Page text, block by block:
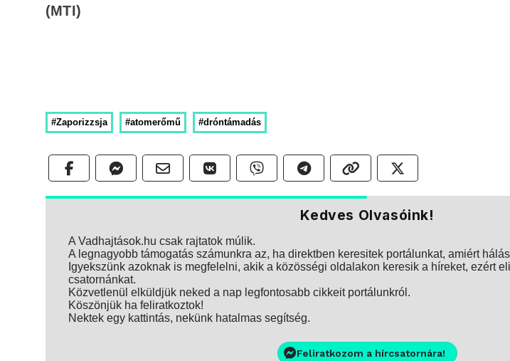
(MTI)
#Zaporizzsja #atomerőmű #dróntámadás
Kedves Olvasóink!
A Vadhajtások.hu csak rajtatok múlik.
A legnagyobb támogatás számunkra az, ha direktben keresitek portálunkat, amiért
Igyekszünk azoknak is megfelelni, akik a közösségi oldalakon keresik a híreket, ezért
csatornánkat.
Közvetlenül elküldjük neked a nap legfontosabb cikkeit portálunkról.
Köszönjük ha feliratkoztok!
Nektek egy kattintás, nekünk hatalmas segítség.
Feliratkozom a hírcsatornára!